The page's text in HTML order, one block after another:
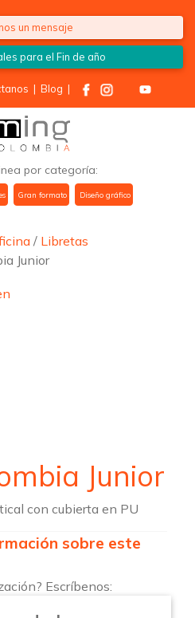
un mensaje
para elFin de año
| Blog |
por categoría:
Gran formato Diseño gráfico
/ Libretas
Junior
Junior
con cubierta en PU
sobre este
Escríbenos: